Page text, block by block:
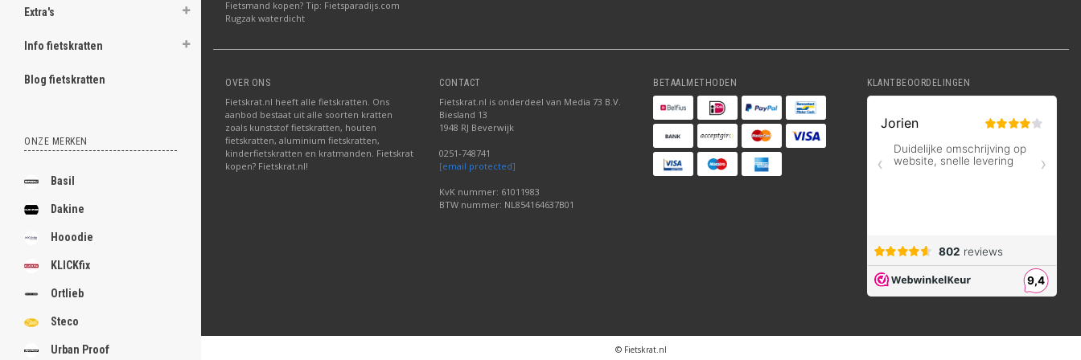
Extra's
Info fietskratten
Blog fietskratten
ONZE MERKEN
Basil
Dakine
Hooodie
KLICKfix
Ortlieb
Steco
Urban Proof
Fietsmand kopen? Tip: Fietsparadijs.com
Rugzak waterdicht
OVER ONS
Fietskrat.nl heeft alle fietskratten. Ons
aanbod bestaat uit alle soorten kratten
zoals kunststof fietskratten, houten
fietskratten, aluminium fietskratten,
kinderfietskratten en kratmanden. Fietskrat
kopen? Fietskrat.nl!
CONTACT
Fietskrat.nl is onderdeel van Media 73 B.V.
Biesland 13
1948 RJ Beverwijk
0251-748741
[email protected]
KvK nummer: 61011983
BTW nummer: NL854164637B01
BETAALMETHODEN KLANTBEOORDELINGEN
© Fietskrat.nl